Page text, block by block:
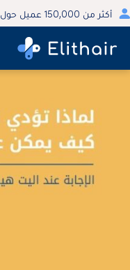
أكثر من 150,000 عميل حول العالم يثقون بنا